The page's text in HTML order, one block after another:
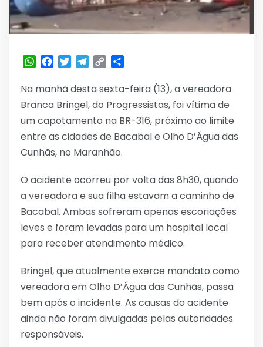
WhatsApp
Facebook
TwitterTelegram
Copy
Na manhã desta sexta-feira (13), a vereadora
Branca Bringel, do Progressistas, foi vítima de
um capotamento na BR-316, próximo ao limite
entre as cidades de Bacabal e Olho D’Água das
Cunhãs, no Maranhão.
O acidente ocorreu por volta das 8h30, quando
a vereadora e sua filha estavam a caminho de
Bacabal. Ambas sofreram apenas escoriações
leves e foram levadas para um hospital local
para receber atendimento médico.
Bringel, que atualmente exerce mandato como
vereadora em Olho D’Água das Cunhãs, passa
bem após o incidente. As causas do acidente
ainda não foram divulgadas pelas autoridades
responsáveis.